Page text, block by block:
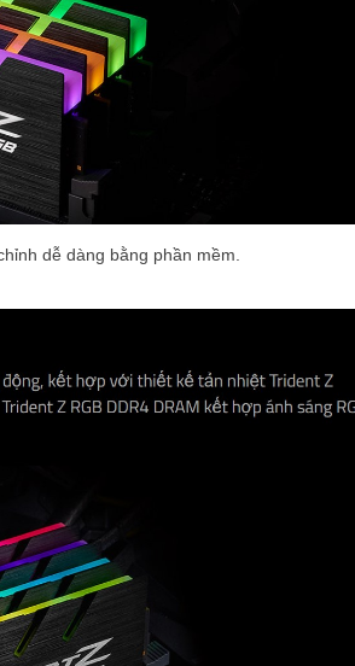
dễ dàng bằng phần mềm.